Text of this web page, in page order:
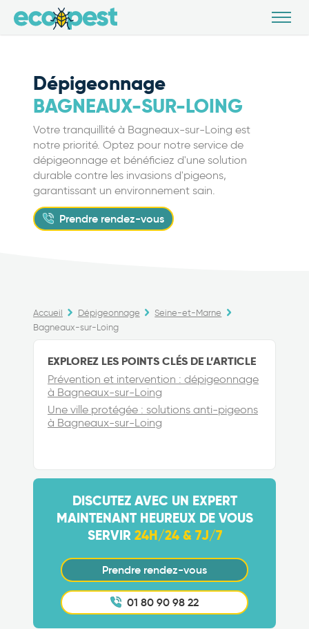
Dépigeonnage
BAGNEAUX-SUR-LOING
Votre tranquillité à Bagneaux-sur-Loing est
notre priorité. Optez pour notre service de
dépigeonnage et bénéficiez d'une solution
durable contre les invasions d'pigeons,
garantissant un environnement sain.
Prendre rendez-vous
Accueil Dépigeonnage
Seine-et-Marne
Bagneaux-sur-Loing
EXPLOREZ LES POINTS CLÉS DE L’ARTICLE
Prévention et intervention : dépigeonnage
à Bagneaux-sur-Loing
Une ville protégée : solutions anti-pigeons
à Bagneaux-sur-Loing
DISCUTEZ AVEC UN EXPERT
MAINTENANT HEUREUX DE VOUS
SERVIR 24H/24 & 7J/7
Prendre rendez-vous
01 80 90 98 22